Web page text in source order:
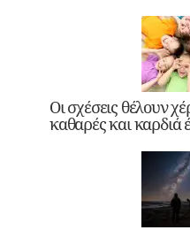
Οι σχέσεις θέλουν
καθαρές και καρδιά